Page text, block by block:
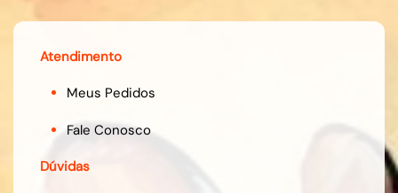
Atendimento
Meus Pedidos
Fale Conosco
Dúvidas